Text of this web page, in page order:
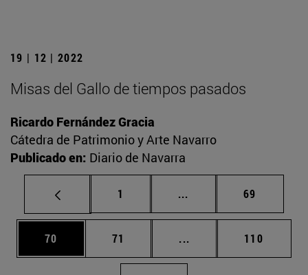
19 | 12 | 2022
Misas del Gallo de tiempos pasados
Ricardo Fernández Gracia
Cátedra de Patrimonio y Arte Navarro
Publicado en: Diario de Navarra
Página
1 ... Páginas intermedias
Página
69
Página
70 Página
71 ... Páginas intermedias
Página
110